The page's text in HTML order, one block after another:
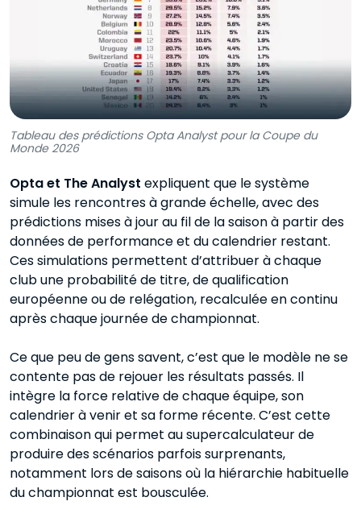
Tableau des prédictions Opta Analyst pour la Coupe du
Monde 2026
Opta et The Analyst expliquent que le système
simule les rencontres à grande échelle, avec des
prédictions mises à jour au fil de la saison à partir des
données de performance et du calendrier restant.
Ces simulations permettent d’attribuer à chaque
club une probabilité de titre, de qualification
européenne ou de relégation, recalculée en continu
après chaque journée de championnat.
Ce que peu de gens savent, c’est que le modèle ne se
contente pas de rejouer les résultats passés. Il
intègre la force relative de chaque équipe, son
calendrier à venir et sa forme récente. C’est cette
combinaison qui permet au supercalculateur de
produire des scénarios parfois surprenants,
notamment lors de saisons où la hiérarchie habituelle
du championnat est bousculée.